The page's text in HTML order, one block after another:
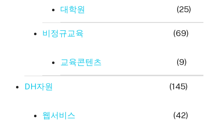
대학원 (25)
비정규교육 (69)
교육콘텐츠 (9)
DH자원 (145)
웹서비스 (42)